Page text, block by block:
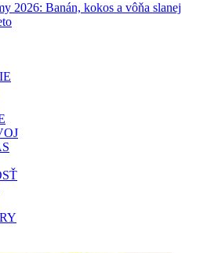
2026: Banán, kokos a vôňa slanej